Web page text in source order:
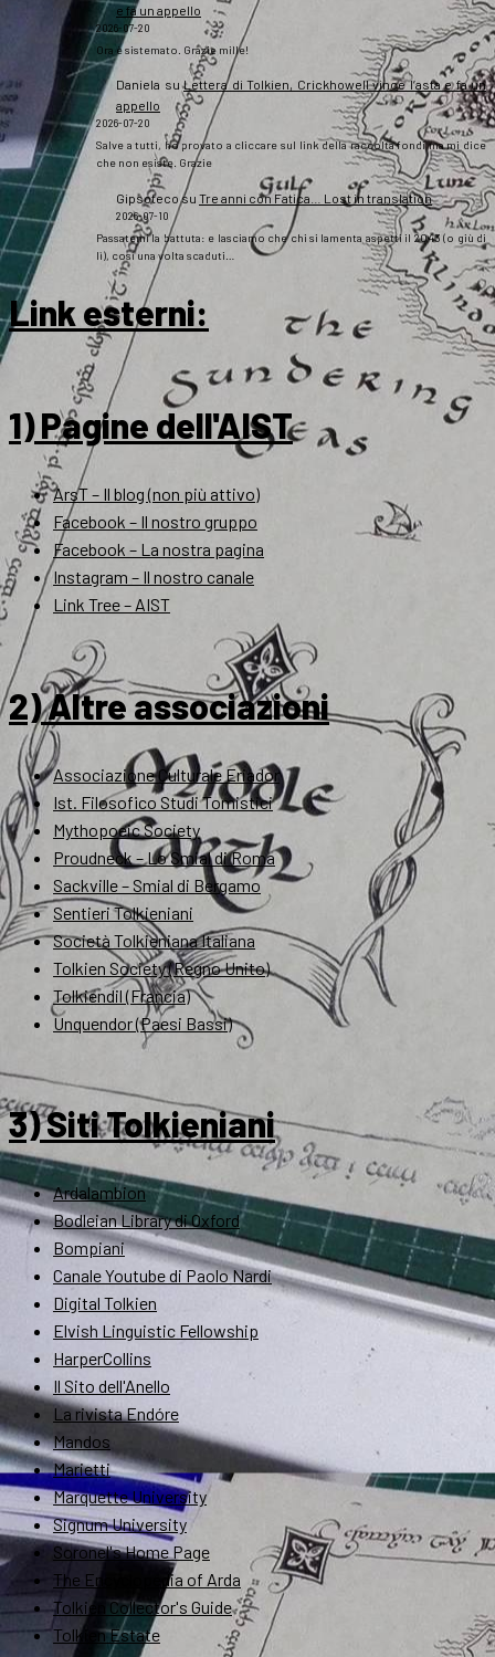
e fa un appello
2026-07-20
Ora è sistemato. Grazie mille!
Daniela suLettera di Tolkien, Crickhowell vince l’asta e fa un
appello
2026-07-20
Salve a tutti, ho provato a cliccare sul link della raccolta fondi ma mi dice
che non esiste. Grazie
Gipsotecosu Tre anni con Fatica… Lost in translation
2026-07-10
Passatemi la battuta: e lasciamo che chi si lamenta aspetti il 2043 (o giù di
lì), così una volta scaduti…
Link esterni:
1) Pagine dell'AIST
ArsT – Il blog (non più attivo)
Facebook – Il nostro gruppo
Facebook – La nostra pagina
Instagram – Il nostro canale
Link Tree – AIST
2) Altre associazioni
Associazione Culturale Eriador
Ist. Filosofico Studi Tomistici
Mythopoeic Society
Proudneck – Lo Smial di Roma
Sackville – Smial di Bergamo
Sentieri Tolkieniani
Società Tolkieniana Italiana
Tolkien Society (Regno Unito)
Tolkiendil (Francia)
Unquendor (Paesi Bassi)
3) Siti Tolkieniani
Ardalambion
Bodleian Library di Oxford
Bompiani
Canale Youtube di Paolo Nardi
Digital Tolkien
Elvish Linguistic Fellowship
HarperCollins
Il Sito dell'Anello
La rivista Endóre
Mandos
Marietti
Marquette University
Signum University
Soronel's Home Page
The Encyclopedia of Arda
Tolkien Collector's Guide
Tolkien Estate